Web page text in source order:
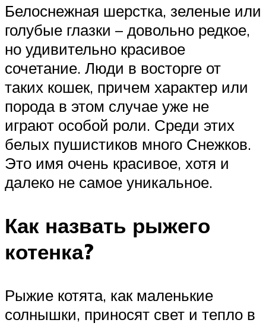
Белоснежная шерстка, зеленые или
голубые глазки – довольно редкое,
но удивительно красивое
сочетание. Люди в восторге от
таких кошек, причем характер или
порода в этом случае уже не
играют особой роли. Среди этих
белых пушистиков много Снежков.
Это имя очень красивое, хотя и
далеко не самое уникальное.
Как назвать рыжего
котенка?
Рыжие котята, как маленькие
солнышки, приносят свет и тепло в